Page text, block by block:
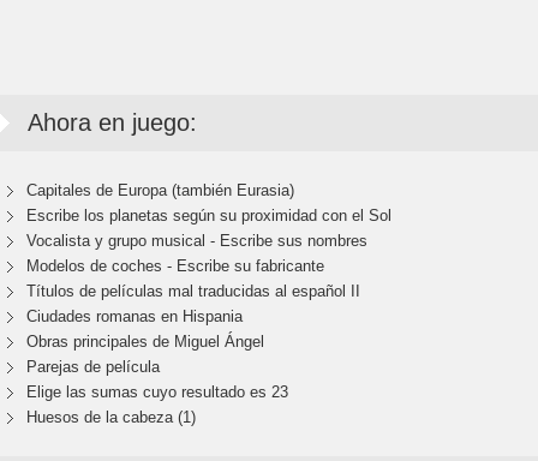
Ahora en juego:
Capitales de Europa (también Eurasia)
Escribe los planetas según su proximidad con el Sol
Vocalista y grupo musical - Escribe sus nombres
Modelos de coches - Escribe su fabricante
Títulos de películas mal traducidas al español II
Ciudades romanas en Hispania
Obras principales de Miguel Ángel
Parejas de película
Elige las sumas cuyo resultado es 23
Huesos de la cabeza (1)